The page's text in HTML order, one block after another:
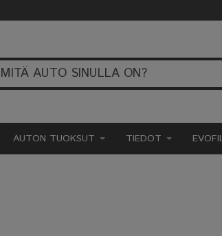
AUTON TUOKSUT TIEDOT